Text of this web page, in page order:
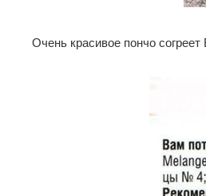
Очень красивое пончо